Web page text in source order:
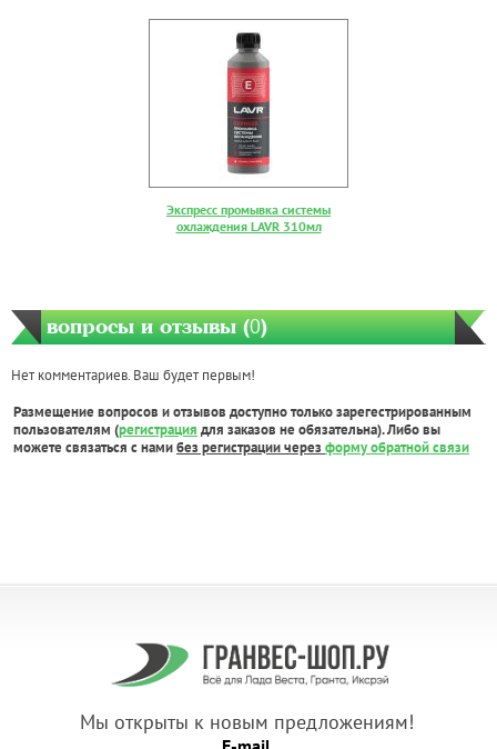
Экспресс промывка системы
охлаждения LAVR 310мл
вопросы и отзывы (0)
Нет комментариев. Ваш будет первым!
Размещение вопросов и отзывов доступно только зарегестрированным
пользователям (регистрация для заказов не обязательна). Либо вы
можете связаться с намибез регистрации через форму обратной связи
Мы открыты к новым предложениям!